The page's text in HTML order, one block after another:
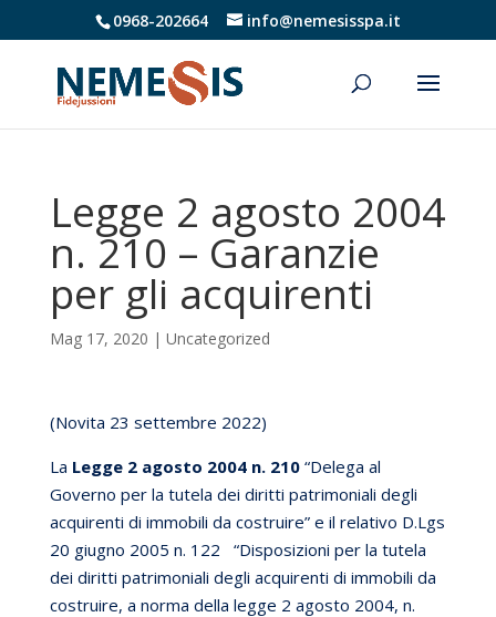
0968-202664 info@nemesisspa.it
Legge 2 agosto 2004
n. 210 – Garanzie
per gli acquirenti
Mag 17, 2020 | Uncategorized
(Novita 23 settembre 2022)
La Legge 2 agosto 2004 n. 210 “Delega al
Governo per la tutela dei diritti patrimoniali degli
acquirenti di immobili da costruire” e il relativo D.Lgs
20 giugno 2005 n. 122 “Disposizioni per la tutela
dei diritti patrimoniali degli acquirenti di immobili da
costruire, a norma della legge 2 agosto 2004, n.